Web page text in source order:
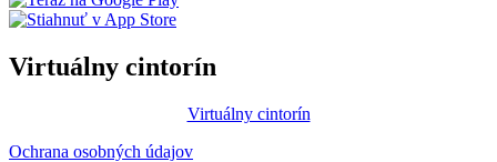
Virtuálny cintorín
Virtuálny cintorín
Ochrana osobných údajov